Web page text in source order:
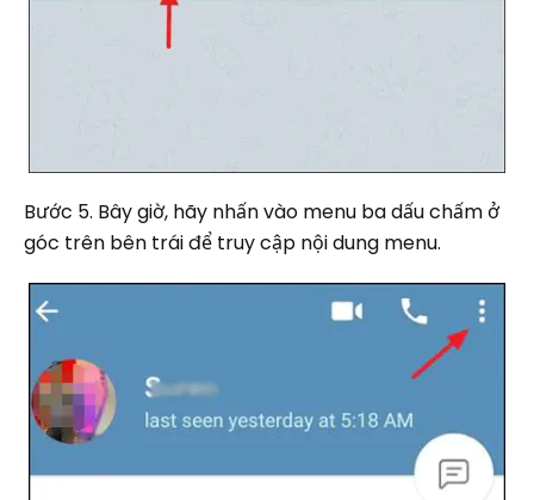
Bước 5. Bây giờ, hãy nhấn vào menu ba dấu chấm ở
góc trên bên trái để truy cập nội dung menu.